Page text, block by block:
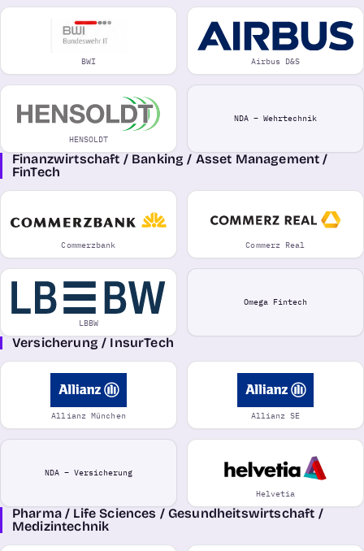
BWI Airbus D&S
HENSOLDT
NDA – Wehrtechnik
Finanzwirtschaft / Banking / Asset Management /
FinTech
Commerzbank Commerz Real
LBBW
Omega Fintech
Versicherung / InsurTech
Allianz München Allianz SE
NDA – Versicherung
Helvetia
Pharma / Life Sciences / Gesundheitswirtschaft /
Medizintechnik